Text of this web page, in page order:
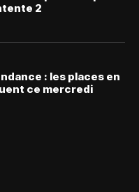
2
: les places en
ce mercredi